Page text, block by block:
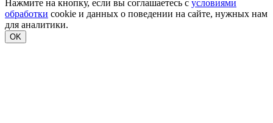
Нажмите на кнопку, если вы соглашаетесь с условиями
обработки cookie и данных о поведении на сайте, нужных нам
для аналитики.
OK